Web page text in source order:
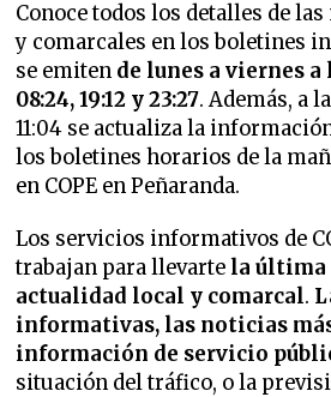
Conoce todos los detalles de
y comarcales en los boletines
se emiten de lunes a viernes a
08:24, 19:12 y 23:27. Además, a
11:04 se actualiza la
los boletines horarios de la
en COPE en Peñaranda.
Los servicios informativos de
trabajan para llevarte la última
actualidad local y comarcal.
informativas, las noticias
información de servicio
situación del tráfico, o la